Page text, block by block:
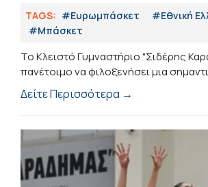
TAGS: #Ευρωμπάσκετ
#Εθνική
#Μπάσκετ
Το Κλειστό Γυμναστήριο "Σιδέρης
πανέτοιμο να φιλοξενήσει μια
Δείτε Περισσότερα →